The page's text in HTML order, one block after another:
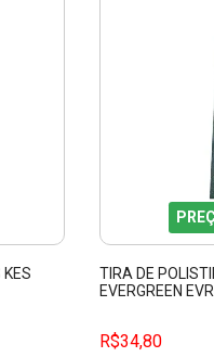
TIRA DE
EVERGREEN
R$34,80